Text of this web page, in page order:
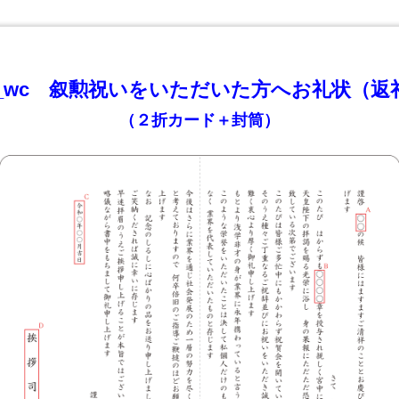
叙勲祝いをいただいた方へお礼状（返
（２折カード＋封筒）